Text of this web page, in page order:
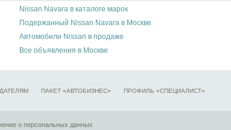
Nissan Navara в каталоге марок
Подержанный Nissan Navara в Москве
Автомобили Nissan в продаже
Все объявления в Москве
ПАКЕТ «АВТОБИЗНЕС» ПРОФИЛЬ «СПЕЦИАЛИСТ»
о персональных данных